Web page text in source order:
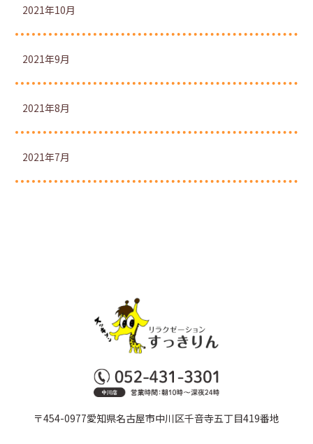
2021年10月
2021年9月
2021年8月
2021年7月
〒454-0977愛知県名古屋市中川区千音寺五丁目419番地